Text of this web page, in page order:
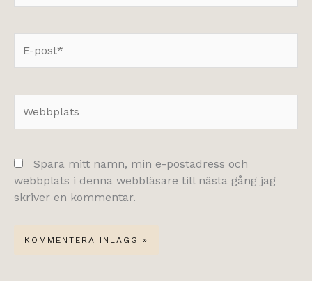
post*
Spara mitt namn, min e-postadress och
webbplats i denna webbläsare till nästa gång jag
skriver en kommentar.